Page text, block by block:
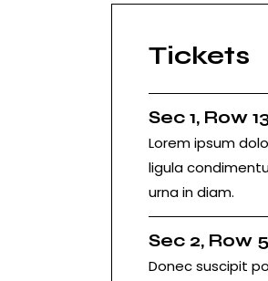
Tickets
Sec 1, Row
Lorem ipsum
ligula
urna in diam.
Sec 2, Row 5
Donec suscipit